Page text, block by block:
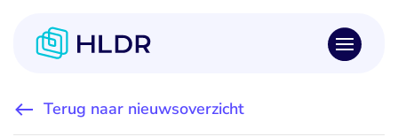
Terug naar nieuwsoverzicht